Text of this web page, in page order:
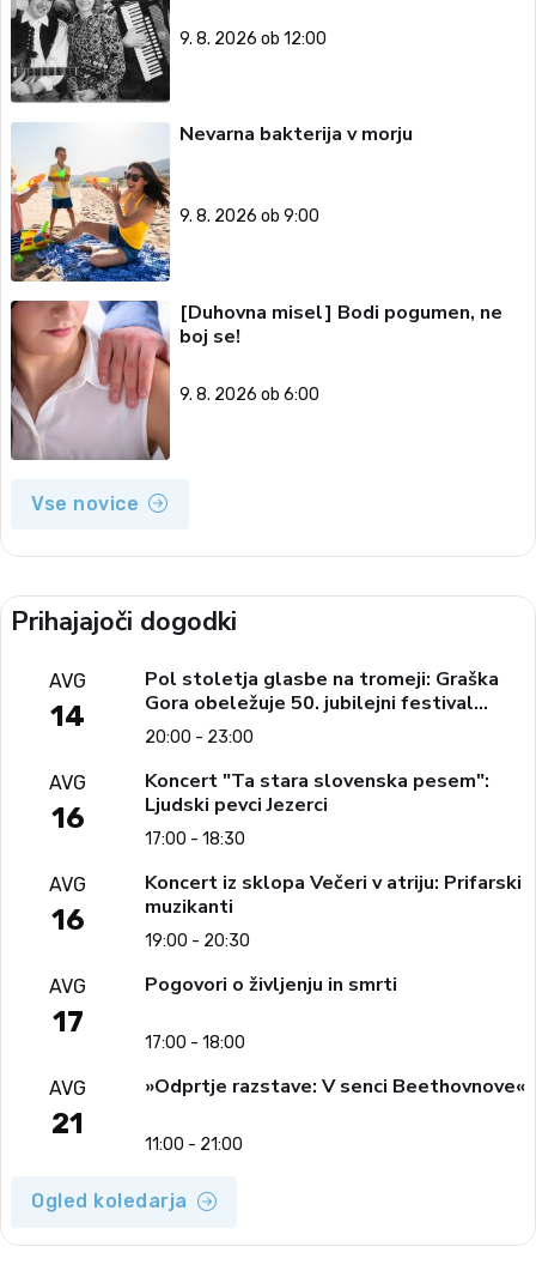
9. 8. 2026 ob 12:00
Nevarna bakterija v morju
9. 8. 2026 ob 9:00
[Duhovna misel] Bodi pogumen, ne
boj se!
9. 8. 2026 ob 6:00
Vse novice
Prihajajoči dogodki
AVG
14
Pol stoletja glasbe na tromeji: Graška
Gora obeležuje 50. jubilejni festival
narodno-zabavne glasbe
20:00 - 23:00
AVG
16
Koncert "Ta stara slovenska pesem":
Ljudski pevci Jezerci
17:00 - 18:30
AVG
16
Koncert iz sklopa Večeri v atriju: Prifarski
muzikanti
19:00 - 20:30
AVG
17
Pogovori o življenju in smrti
17:00 - 18:00
AVG
21
»Odprtje razstave: V senci Beethovnove«
11:00 - 21:00
Ogled koledarja